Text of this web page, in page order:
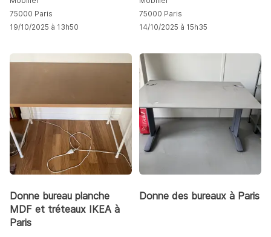
75000 Paris
19/10/2025 à 13h50
75000 Paris
14/10/2025 à 15h35
Donne bureau planche
MDF et tréteaux IKEA à
Paris
Donne des bureaux à Paris